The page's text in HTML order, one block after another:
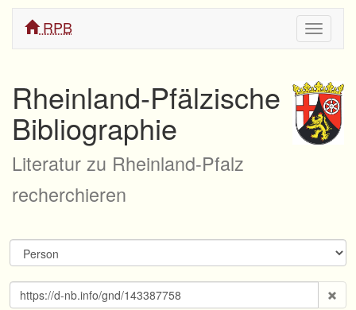
ein/
RPB
Rheinland-Pfälzische
Bibliographie
Literatur zu Rheinland-Pfalz
recherchieren